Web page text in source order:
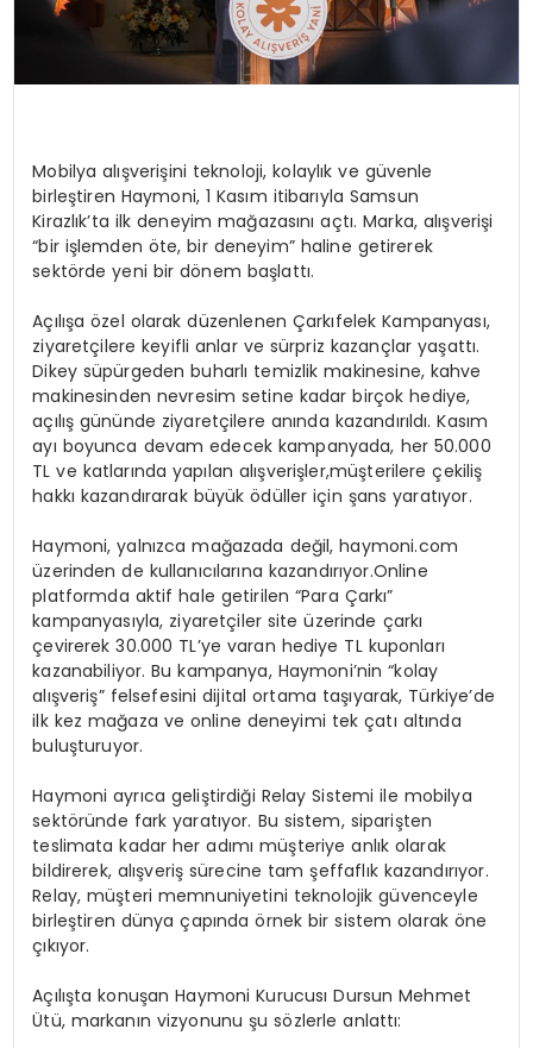
Mobilya alışverişini teknoloji, kolaylık ve güvenle
birleştiren Haymoni, 1 Kasım itibarıyla Samsun
Kirazlık’ta ilk deneyim mağazasını açtı. Marka, alışverişi
“bir işlemden öte, bir deneyim” haline getirerek
sektörde yeni bir dönem başlattı.
Açılışa özel olarak düzenlenen Çarkıfelek Kampanyası,
ziyaretçilere keyifli anlar ve sürpriz kazançlar yaşattı.
Dikey süpürgeden buharlı temizlik makinesine, kahve
makinesinden nevresim setine kadar birçok hediye,
açılış gününde ziyaretçilere anında kazandırıldı. Kasım
ayı boyunca devam edecek kampanyada, her 50.000
TL ve katlarında yapılan alışverişler,müşterilereçekiliş
hakkı kazandırarak büyük ödüller için şans yaratıyor.
Haymoni, yalnızca mağazada değil,haymoni.com
üzerinden de kullanıcılarına kazandırıyor.Online
platformda aktif hale getirilen“Para Çarkı”
kampanyasıyla, ziyaretçiler site üzerinde çarkı
çevirerek30.000 TL’ye varan hediye TL kuponları
kazanabiliyor. Bu kampanya, Haymoni’nin “kolay
alışveriş” felsefesini dijital ortama taşıyarak, Türkiye’de
ilk kez mağaza ve online deneyimi tek çatı altında
buluşturuyor.
Haymoni ayrıca geliştirdiği Relay Sistemi ile mobilya
sektöründe fark yaratıyor. Bu sistem, siparişten
teslimata kadar her adımı müşteriye anlık olarak
bildirerek, alışveriş sürecine tam şeffaflık kazandırıyor.
Relay, müşteri memnuniyetini teknolojik güvenceyle
birleştiren dünya çapında örnek bir sistem olarak öne
çıkıyor.
Açılışta konuşanHaymoni Kurucusı Dursun Mehmet
Ütü, markanın vizyonunu şu sözlerle anlattı: